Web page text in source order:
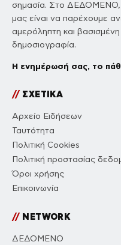
σημασία. Στο ΔΕΔΟΜΕΝΟ,
μας είναι να παρέχουμε
αμερόληπτη και
δημοσιογραφία.
Η ενημέρωσή σας, το
//ΣΧΕΤΙΚΑ
Αρχείο Ειδήσεων
Ταυτότητα
Πολιτική Cookies
Πολιτική προστασίας
Όροι χρήσης
Επικοινωνία
//NETWORK
ΔΕΔΟΜΕΝΟ